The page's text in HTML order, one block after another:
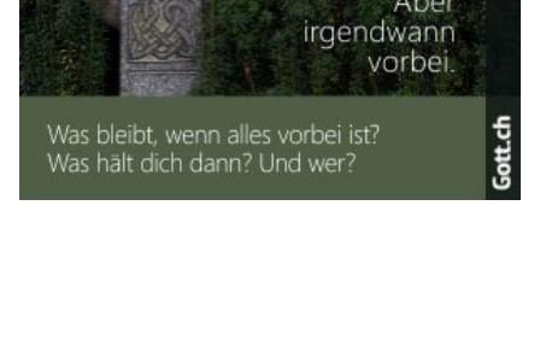
Die Crew mit dem Lions1 war ebenfalls, wie unser ChriLi
welcher von der Basis Balzers startet, oft im Schnee
unterwegs.
Einsatz.
Weiterlesen